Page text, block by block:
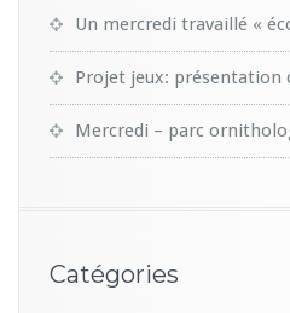
Un mercredi travaillé «
Projet jeux: présentation
Mercredi – parc
Catégories